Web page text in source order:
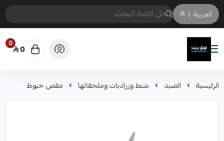
العربية |
لونق بريث
0 0
الرئيسية الصيد شنط وزراديات وملحقاتها مقص خيوط